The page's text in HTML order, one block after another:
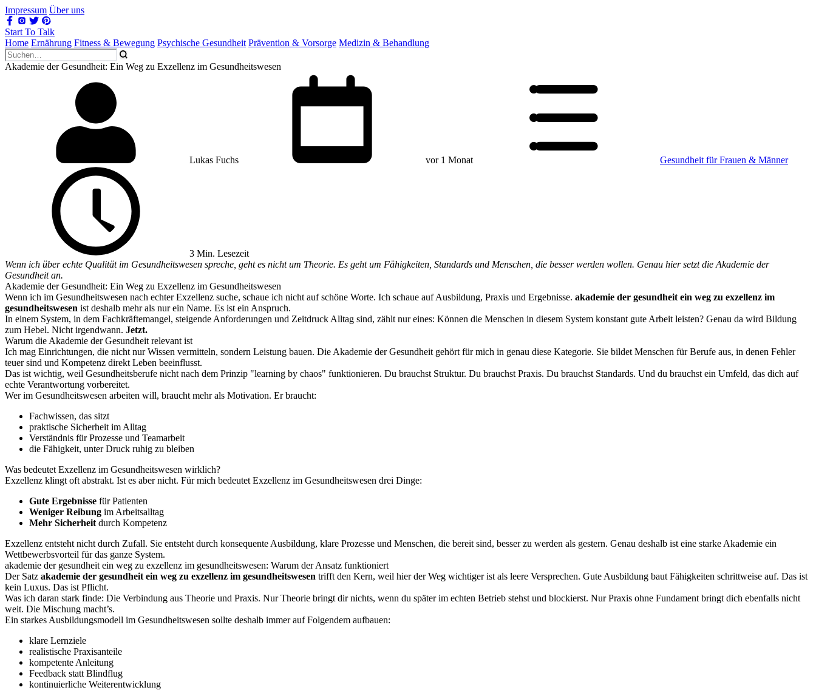
Impressum Über uns
Start To Talk
Home Ernährung Fitness & Bewegung Psychische Gesundheit Prävention & Vorsorge Medizin & Behandlung
Akademie der Gesundheit: Ein Weg zu Exzellenz im Gesundheitswesen
Lukas Fuchs vor 1 Monat Gesundheit für Frauen & Männer
3 Min. Lesezeit
Wenn ich über echte Qualität im Gesundheitswesen spreche, geht es nicht um Theorie. Es geht um Fähigkeiten, Standards und Menschen, die besser werden wollen. Genau hier setzt die Akademie der
Gesundheit an.
Akademie der Gesundheit: Ein Weg zu Exzellenz im Gesundheitswesen
Wenn ich im Gesundheitswesen nach echter Exzellenz suche, schaue ich nicht auf schöne Worte. Ich schaue auf Ausbildung, Praxis und Ergebnisse. akademie der gesundheit ein weg zu exzellenz im
gesundheitswesen ist deshalb mehr als nur ein Name. Es ist ein Anspruch.
In einem System, in dem Fachkräftemangel, steigende Anforderungen und Zeitdruck Alltag sind, zählt nur eines: Können die Menschen in diesem System konstant gute Arbeit leisten? Genau da wird Bildung
zum Hebel. Nicht irgendwann. Jetzt.
Warum die Akademie der Gesundheit relevant ist
Ich mag Einrichtungen, die nicht nur Wissen vermitteln, sondern Leistung bauen. Die Akademie der Gesundheit gehört für mich in genau diese Kategorie. Sie bildet Menschen für Berufe aus, in denen Fehler
teuer sind und Kompetenz direkt Leben beeinflusst.
Das ist wichtig, weil Gesundheitsberufe nicht nach dem Prinzip "learning by chaos" funktionieren. Du brauchst Struktur. Du brauchst Praxis. Du brauchst Standards. Und du brauchst ein Umfeld, das dich auf
echte Verantwortung vorbereitet.
Wer im Gesundheitswesen arbeiten will, braucht mehr als Motivation. Er braucht:
Fachwissen, das sitzt
praktische Sicherheit im Alltag
Verständnis für Prozesse und Teamarbeit
die Fähigkeit, unter Druck ruhig zu bleiben
Was bedeutet Exzellenz im Gesundheitswesen wirklich?
Exzellenz klingt oft abstrakt. Ist es aber nicht. Für mich bedeutet Exzellenz im Gesundheitswesen drei Dinge:
Gute Ergebnisse für Patienten
Weniger Reibung im Arbeitsalltag
Mehr Sicherheit durch Kompetenz
Exzellenz entsteht nicht durch Zufall. Sie entsteht durch konsequente Ausbildung, klare Prozesse und Menschen, die bereit sind, besser zu werden als gestern. Genau deshalb ist eine starke Akademie ein
Wettbewerbsvorteil für das ganze System.
akademie der gesundheit ein weg zu exzellenz im gesundheitswesen: Warum der Ansatz funktioniert
Der Satz akademie der gesundheit ein weg zu exzellenz im gesundheitswesen trifft den Kern, weil hier der Weg wichtiger ist als leere Versprechen. Gute Ausbildung baut Fähigkeiten schrittweise auf. Das ist
kein Luxus. Das ist Pflicht.
Was ich daran stark finde: Die Verbindung aus Theorie und Praxis. Nur Theorie bringt dir nichts, wenn du später im echten Betrieb stehst und blockierst. Nur Praxis ohne Fundament bringt dich ebenfalls nicht
weit. Die Mischung macht’s.
Ein starkes Ausbildungsmodell im Gesundheitswesen sollte deshalb immer auf Folgendem aufbauen:
klare Lernziele
realistische Praxisanteile
kompetente Anleitung
Feedback statt Blindflug
kontinuierliche Weiterentwicklung